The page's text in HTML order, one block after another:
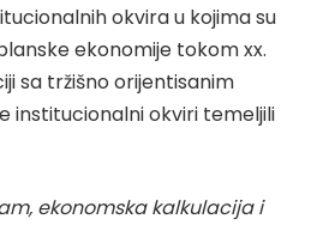
okvira u kojima su
ekonomije tokom xx.
sa tržišno orijentisanim
institucionalni okviri temeljili
ekonomska kalkulacija i